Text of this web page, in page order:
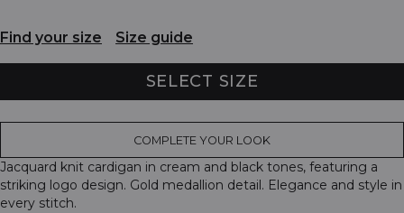
Find your size Size guide
SELECT SIZE
COMPLETE YOUR LOOK
Jacquard knit cardigan in cream and black tones, featuring a
striking logo design. Gold medallion detail. Elegance and style in
every stitch.